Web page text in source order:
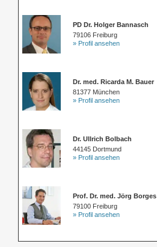
PD Dr. Holger Bannasch
79106 Freiburg
» Profil ansehen
Dr. med. Ricarda M. Bauer
81377 München
» Profil ansehen
Dr. Ullrich Bolbach
44145 Dortmund
» Profil ansehen
Prof. Dr. med. Jörg Borges
79100 Freiburg
» Profil ansehen